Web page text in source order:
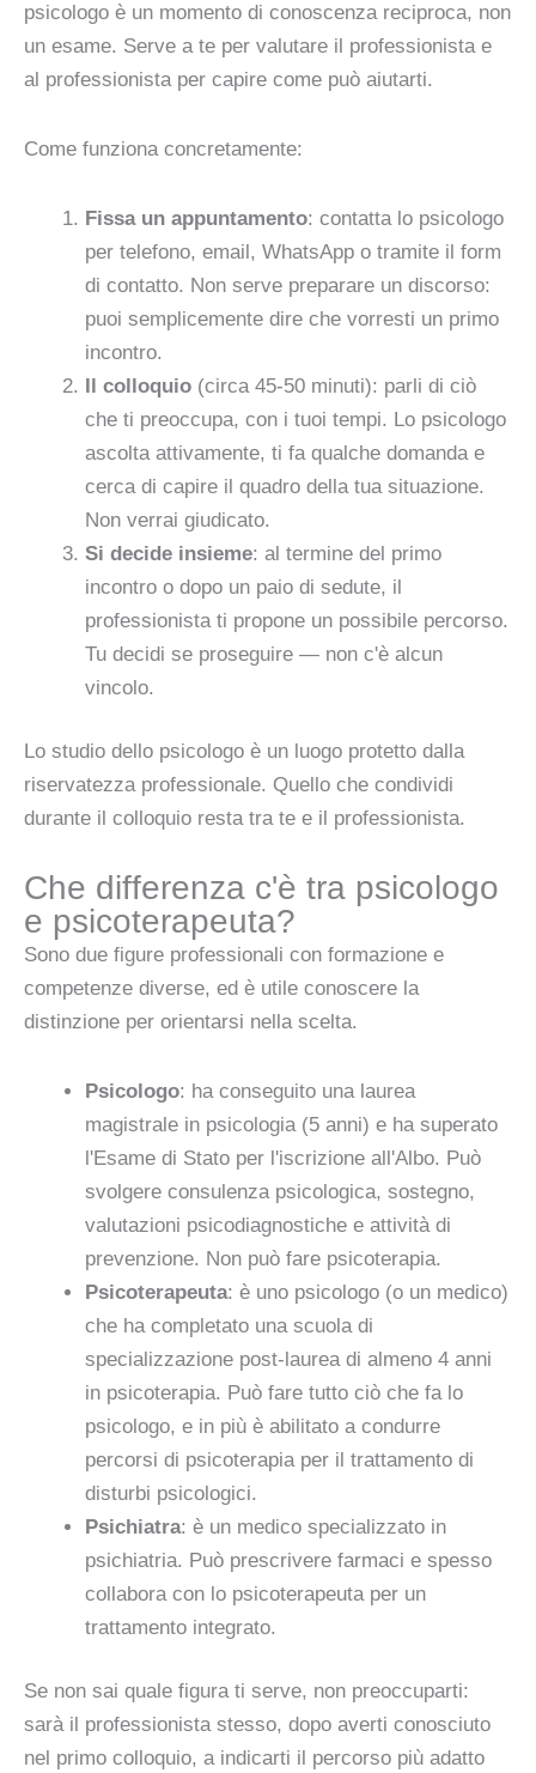
psicologo è un momento di conoscenza reciproca, non
un esame. Serve a te per valutare il professionista e
al professionista per capire come può aiutarti.
Come funziona concretamente:
Fissa un appuntamento: contatta lo psicologo
per telefono, email, WhatsApp o tramite il form
di contatto. Non serve preparare un discorso:
puoi semplicemente dire che vorresti un primo
incontro.
Il colloquio (circa 45-50 minuti): parli di ciò
che ti preoccupa, con i tuoi tempi. Lo psicologo
ascolta attivamente, ti fa qualche domanda e
cerca di capire il quadro della tua situazione.
Non verrai giudicato.
Si decide insieme: al termine del primo
incontro o dopo un paio di sedute, il
professionista ti propone un possibile percorso.
Tu decidi se proseguire — non c'è alcun
vincolo.
Lo studio dello psicologo è un luogo protetto dalla
riservatezza professionale. Quello che condividi
durante il colloquio resta tra te e il professionista.
Che differenza c'è tra psicologo
e psicoterapeuta?
Sono due figure professionali con formazione e
competenze diverse, ed è utile conoscere la
distinzione per orientarsi nella scelta.
Psicologo: ha conseguito una laurea
magistrale in psicologia (5 anni) e ha superato
l'Esame di Stato per l'iscrizione all'Albo. Può
svolgere consulenza psicologica, sostegno,
valutazioni psicodiagnostiche e attività di
prevenzione. Non può fare psicoterapia.
Psicoterapeuta: è uno psicologo (o un medico)
che ha completato una scuola di
specializzazione post-laurea di almeno 4 anni
in psicoterapia. Può fare tutto ciò che fa lo
psicologo, e in più è abilitato a condurre
percorsi di psicoterapia per il trattamento di
disturbi psicologici.
Psichiatra: è un medico specializzato in
psichiatria. Può prescrivere farmaci e spesso
collabora con lo psicoterapeuta per un
trattamento integrato.
Se non sai quale figura ti serve, non preoccuparti:
sarà il professionista stesso, dopo averti conosciuto
nel primo colloquio, a indicarti il percorso più adatto